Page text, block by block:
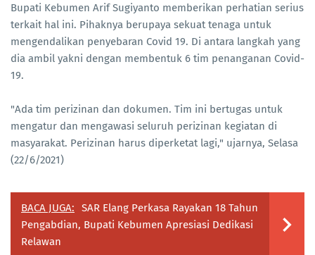
Bupati Kebumen Arif Sugiyanto memberikan perhatian serius
terkait hal ini. Pihaknya berupaya sekuat tenaga untuk
mengendalikan penyebaran Covid 19. Di antara langkah yang
dia ambil yakni dengan membentuk 6 tim penanganan Covid-
19.
"Ada tim perizinan dan dokumen. Tim ini bertugas untuk
mengatur dan mengawasi seluruh perizinan kegiatan di
masyarakat. Perizinan harus diperketat lagi," ujarnya, Selasa
(22/6/2021)
BACA JUGA:
SAR Elang Perkasa Rayakan 18 Tahun
Pengabdian, Bupati Kebumen Apresiasi Dedikasi
Relawan